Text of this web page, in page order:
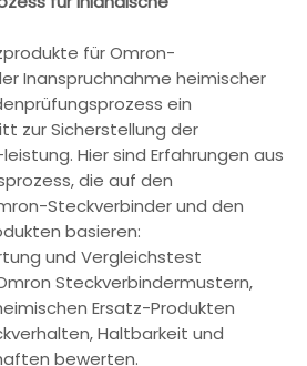
für Omron-
Inanspruchnahme heimischer
ein
zur Sicherstellung der
Hier sind Erfahrungen aus
die auf den
Steckverbinder und den
basieren:
und Vergleichstest
Steckverbindermustern,
Ersatz-Produkten
Haltbarkeit und
bewerten.